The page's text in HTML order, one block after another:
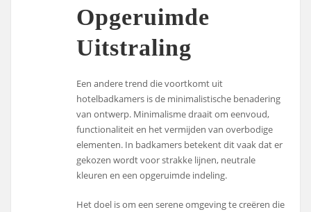
Opgeruimde
Uitstraling
Een andere trend die voortkomt uit
hotelbadkamers is de minimalistische benadering
van ontwerp. Minimalisme draait om eenvoud,
functionaliteit en het vermijden van overbodige
elementen. In badkamers betekent dit vaak dat er
gekozen wordt voor strakke lijnen, neutrale
kleuren en een opgeruimde indeling.
Het doel is om een serene omgeving te creëren die